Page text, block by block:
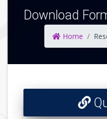
Download
Home